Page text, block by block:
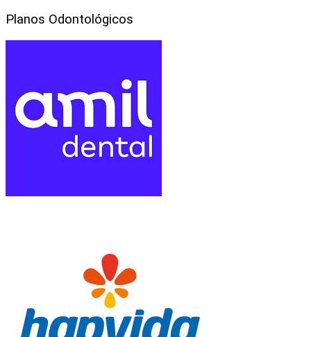
Planos Odontológicos